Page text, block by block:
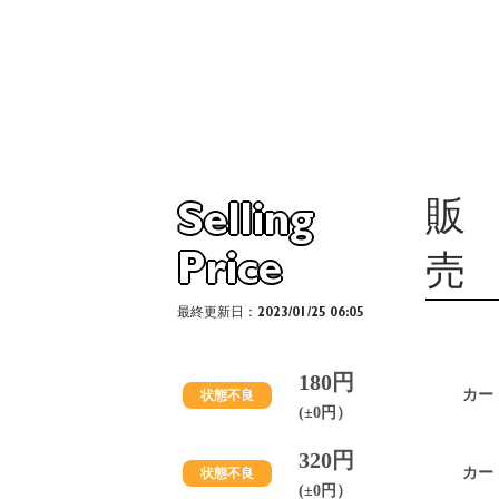
Selling
Price
販
売
最終更新日：2023/01/25 06:05
状態不良
180円
(±0円）
カー
状態不良
320円
(±0円）
カー